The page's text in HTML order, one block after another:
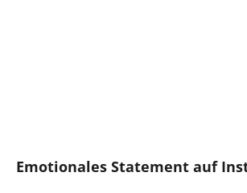
Emotionales Statement auf